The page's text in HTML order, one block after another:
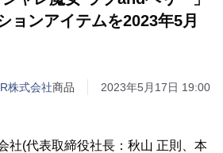
ョンアイテムを2023年5月
株式会社商品 2023年5月17日 19:00
社(代表取締役社長：秋山 正則、本